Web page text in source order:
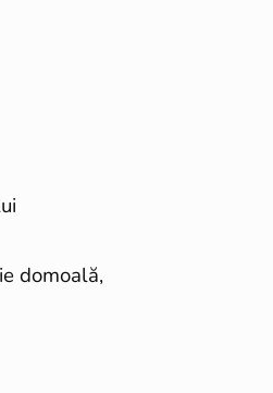
domoală,